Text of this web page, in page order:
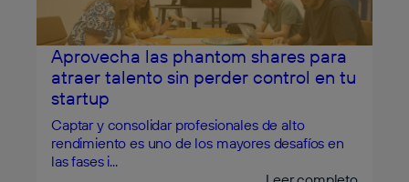
Aprovecha las phantom shares para
atraer talento sin perder control en tu
startup
Captar y consolidar profesionales de alto
rendimiento es uno de los mayores desafíos en
las fases i...